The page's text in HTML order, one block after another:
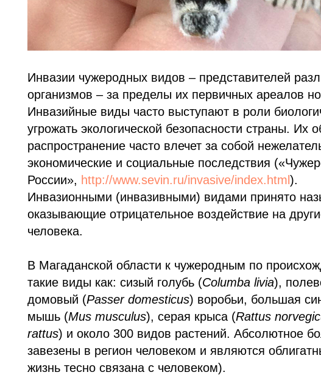
Инвазии чужеродных видов – представителей
организмов – за пределы их первичных ареалов
Инвазийные виды часто выступают в роли
угрожать экологической безопасности страны. Их
распространение часто влечет за собой
экономические и социальные последствия
России», http://www.sevin.ru/invasive/index.html ).
Инвазионными (инвазивными) видами принято
оказывающие отрицательное воздействие на
человека.
В Магаданской области к чужеродным по
такие виды как: сизый голубь (Columba livia),
домовый (Passer domesticus) воробьи, большая
мышь (Mus musculus), серая крыса (Rattus
rattus) и около 300 видов растений. Абсолютное
завезены в регион человеком и являются
жизнь тесно связана с человеком).